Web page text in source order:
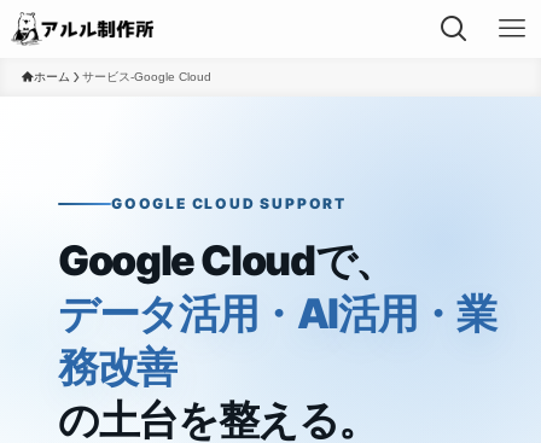
ホーム サービス-Google Cloud
GOOGLE CLOUD SUPPORT
Google Cloudで、
データ活用・AI活用・業
務改善
の土台を整える。